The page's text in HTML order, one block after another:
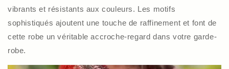
vibrants et résistants aux couleurs. Les motifs
sophistiqués ajoutent une touche de raffinement et font de
cette robe un véritable accroche-regard dans votre garde-
robe.